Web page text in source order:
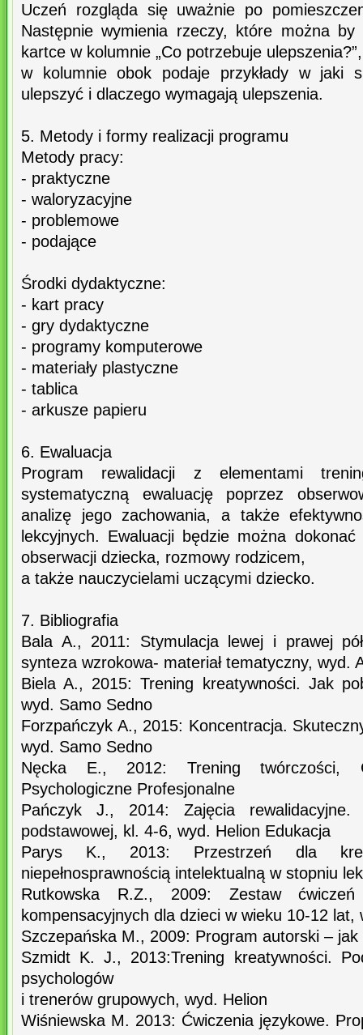
Uczeń rozgląda się uważnie po
Następnie wymienia rzeczy, które można
kartce w kolumnie „Co potrzebuje
w kolumnie obok podaje przykłady w jaki
ulepszyć i dlaczego wymagają ulepszenia.
5. Metody i formy realizacji programu
Metody pracy:
- praktyczne
- waloryzacyjne
- problemowe
- podające
Środki dydaktyczne:
- kart pracy
- gry dydaktyczne
- programy komputerowe
- materiały plastyczne
- tablica
- arkusze papieru
6. Ewaluacja
Program rewalidacji z elementami
systematyczną ewaluację poprzez
analizę jego zachowania, a także
lekcyjnych. Ewaluacji będzie można
obserwacji dziecka, rozmowy rodzicem,
a także nauczycielami uczącymi dziecko.
7. Bibliografia
Bala A., 2011: Stymulacja lewej i prawej
synteza wzrokowa- materiał tematyczny, wyd.
Biela A., 2015: Trening kreatywności. Jak
wyd. Samo Sedno
Forzpańczyk A., 2015: Koncentracja.
wyd. Samo Sedno
Nęcka E., 2012: Trening twórczości,
Psychologiczne Profesjonalne
Pańczyk J., 2014: Zajęcia
podstawowej, kl. 4-6, wyd. Helion Edukacja
Parys K., 2013: Przestrzeń dla
niepełnosprawnością intelektualną w stopniu
Rutkowska R.Z., 2009: Zestaw
kompensacyjnych dla dzieci w wieku 10-12 lat,
Szczepańska M., 2009: Program autorski –
Szmidt K. J., 2013:Trening kreatywności.
psychologów
i trenerów grupowych, wyd. Helion
Wiśniewska M. 2013: Ćwiczenia językowe.